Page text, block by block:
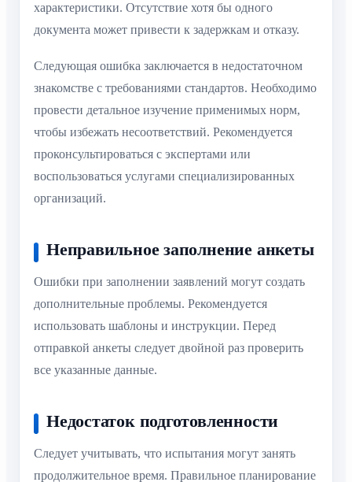
характеристики. Отсутствие хотя бы одного
документа может привести к задержкам и отказу.
Следующая ошибка заключается в недостаточном
знакомстве с требованиями стандартов. Необходимо
провести детальное изучение применимых норм,
чтобы избежать несоответствий. Рекомендуется
проконсультироваться с экспертами или
воспользоваться услугами специализированных
организаций.
Неправильное заполнение анкеты
Ошибки при заполнении заявлений могут создать
дополнительные проблемы. Рекомендуется
использовать шаблоны и инструкции. Перед
отправкой анкеты следует двойной раз проверить
все указанные данные.
Недостаток подготовленности
Следует учитывать, что испытания могут занять
продолжительное время. Правильное планирование